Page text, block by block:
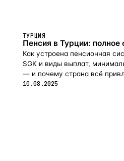
ТУРЦИЯ
Пенсия в Турции: полное
Как устроена пенсионная
SGK и виды выплат,
— и почему страна всё
на пенсии в 2026-м.
10.08.2025